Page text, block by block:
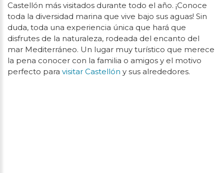
Castellón más visitados durante todo el año. ¡Conoce
toda la diversidad marina que vive bajo sus aguas! Sin
duda, toda una experiencia única que hará que
disfrutes de la naturaleza, rodeada del encanto del
mar Mediterráneo. Un lugar muy turístico que merece
la pena conocer con la familia o amigos y el motivo
perfecto para visitar Castellón y sus alrededores.